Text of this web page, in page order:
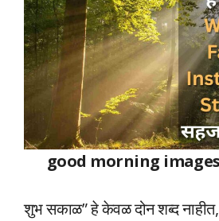
good morning
शुभ सकाळ” हे केवळ दोन शब्द